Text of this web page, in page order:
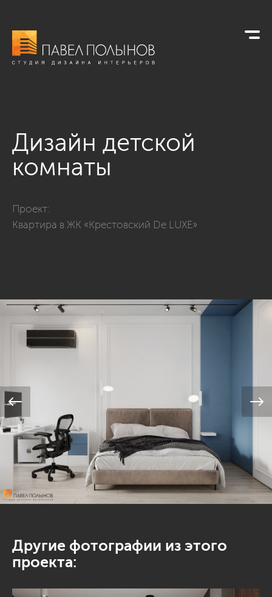
Дизайн детской
комнаты
Проект:
Квартира в ЖК «Крестовский De LUXE»
Другие фотографии из этого
проекта: